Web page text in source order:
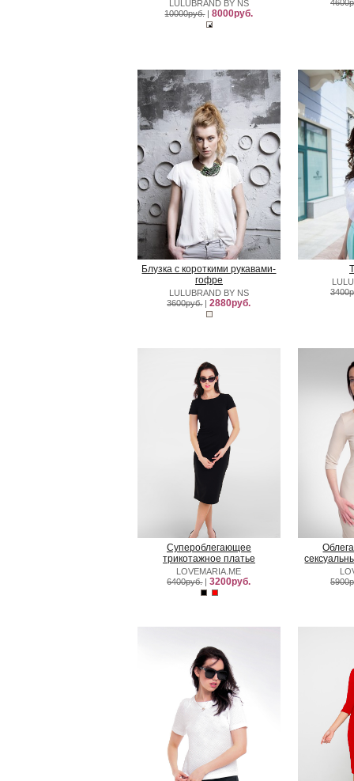
LULUBRAND BY NS
10000руб.|8000руб.
Блузка с короткими рукавами-
гофре
LULUBRAND BY NS
3600руб.|2880руб.
Супероблегающее
трикотажное платье
LOVEMARIA.ME
6400руб.|3200руб.